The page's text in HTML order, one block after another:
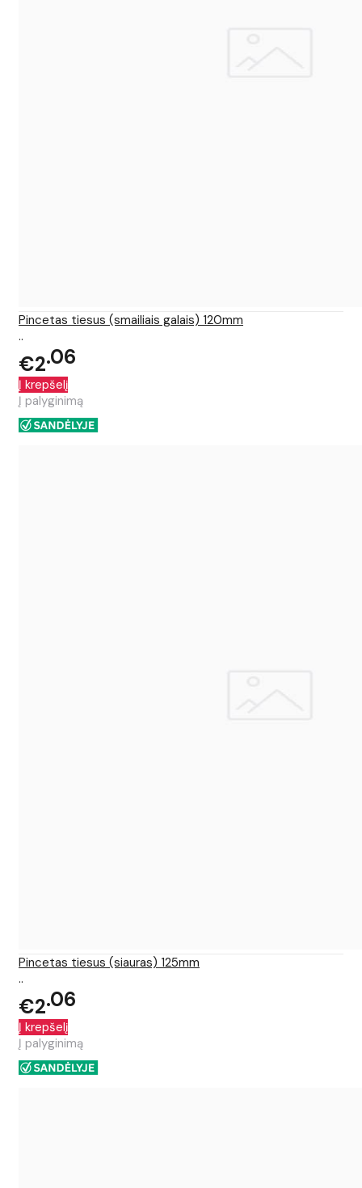
Pincetas tiesus (smailiais galais) 120mm
..
€2 06
Į krepšelį
Į palyginimą
Pincetas tiesus (siauras) 125mm
..
€2 06
Į krepšelį
Į palyginimą